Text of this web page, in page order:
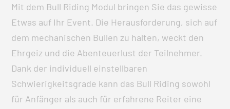
Mit dem Bull Riding Modul bringen Sie das gewisse
Etwas auf Ihr Event. Die Herausforderung, sich auf
dem mechanischen Bullen zu halten, weckt den
Ehrgeiz und die Abenteuerlust der Teilnehmer.
Dank der individuell einstellbaren
Schwierigkeitsgrade kann das Bull Riding sowohl
für Anfänger als auch für erfahrene Reiter eine